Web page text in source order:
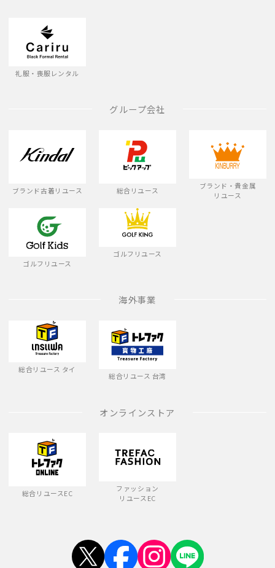
礼服・喪服レンタル
グループ会社
ブランド古着リユース 総合リユース
ブランド・貴金属
リユース
ゴルフリユース
ゴルフリユース
海外事業
総合リユース タイ
総合リユース 台湾
オンラインストア
総合リユースEC
ファッション
リユースEC